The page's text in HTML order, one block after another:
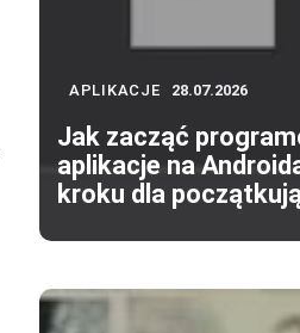
APLIKACJE 28.07.2026
Jak zacząć
aplikacje na
kroku dla